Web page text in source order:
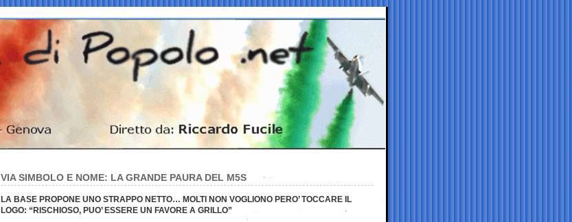
VIA SIMBOLO E NOME: LA GRANDE PAURA DEL M5S
LA BASE PROPONE UNO STRAPPO NETTO… MOLTI NON VOGLIONO PERO’ TOCCARE IL
LOGO: “RISCHIOSO, PUO’ ESSERE UN FAVORE A GRILLO”